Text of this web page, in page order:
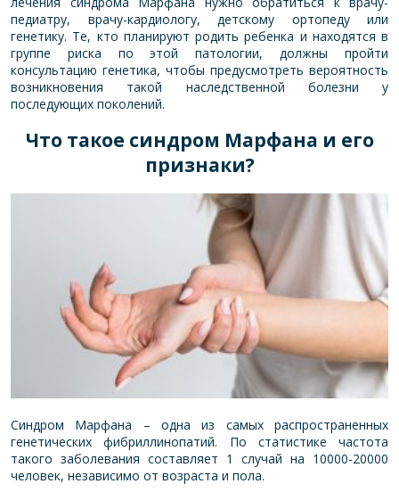
педиатру, врачу-кардиологу, детскому ортопеду или
генетику. Те, кто планируют родить ребенка и находятся в
группе риска по этой патологии, должны пройти
консультацию генетика, чтобы предусмотреть вероятность
возникновения такой наследственной болезни у
последующих поколений.
Что такое синдром Марфана и его
признаки?
Синдром Марфана – одна из самых распространенных
генетических фибриллинопатий. По статистике частота
такого заболевания составляет 1 случай на 10000-20000
человек, независимо от возраста и пола.